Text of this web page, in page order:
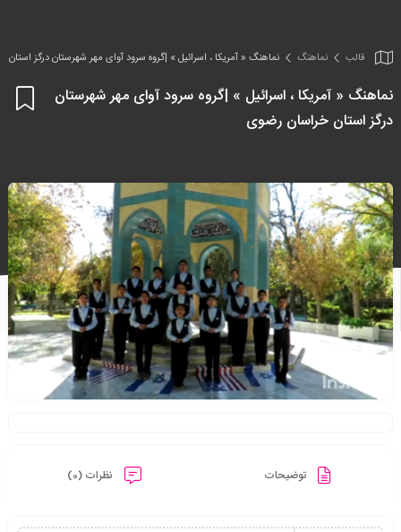
قالب نماهنگ نماهنگ « آمریکا ، اسرائیل » |گروه سرود آوای مهر شهرستان درگز
نماهنگ « آمریکا ، اسرائیل » |گروه سرود آوای مهر شهرستان
درگز استان خراسان رضوی
توضیحات نظرات (0)